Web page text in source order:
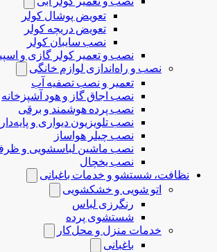
تعویض پوشال کولر
تعویض دریچه کولر
نصب سایبان کولر
نصب و تعمیر کولر گازی و
نصب و راه‌اندازی لوازم خانگی
تعمیر و نصب تصفیه آب
نصب اجاق گاز و هود آشپزخانه
نصب پرده هوشمند و برقی
نصب تلویزیون دیواری و پایه‌دار
نصب چیلر هواساز
نصب ماشین لباسشویی و
نصب یخچال
نظافت، شستشو و خدمات باغبانی
اتو شویی و خشکشویی
رنگرزی لباس
شستشوی پرده
خدمات منزل و محل‌کار
باغبانی